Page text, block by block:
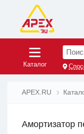
Каталог
APEX.RU
Амортизатор